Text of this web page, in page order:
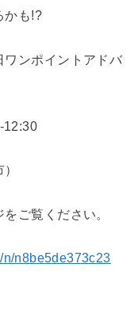
かも!?
ワンポイントアドバ
12:30
ご覧ください。
n/n8be5de373c23